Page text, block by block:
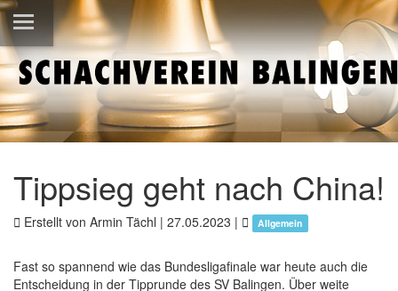
Tippsieg geht nach China!
Erstellt von Armin Tächl | 27.05.2023 | Allgemein
Fast so spannend wie das Bundesligafinale war heute auch die
Entscheidung in der Tipprunde des SV Balingen. Über weite